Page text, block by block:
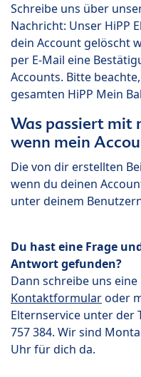
Schreibe uns über
Nachricht: Unser HiPP
dein Account gelöscht
per E-Mail eine
Accounts. Bitte
gesamten HiPP Mein
Was passiert mit
wenn mein
Die von dir erstellten
wenn du deinen
unter deinem
Du hast eine Frage
Antwort gefunden?
Dann schreibe uns
Kontaktformularoder
Elternservice unter der
757 384. Wir sind
Uhr für dich da.